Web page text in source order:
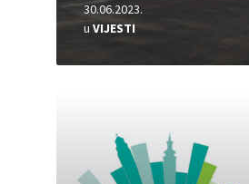
30.06.2023.
u VIJESTI